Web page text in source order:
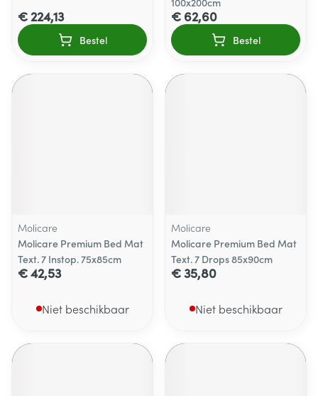
€ 224,13
Bestel
€ 62,60
Bestel
Molicare
Molicare Premium Bed Mat
Text. 7 Instop. 75x85cm
€ 42,53
Niet beschikbaar
Molicare
Molicare Premium Bed Mat
Text. 7 Drops 85x90cm
€ 35,80
Niet beschikbaar